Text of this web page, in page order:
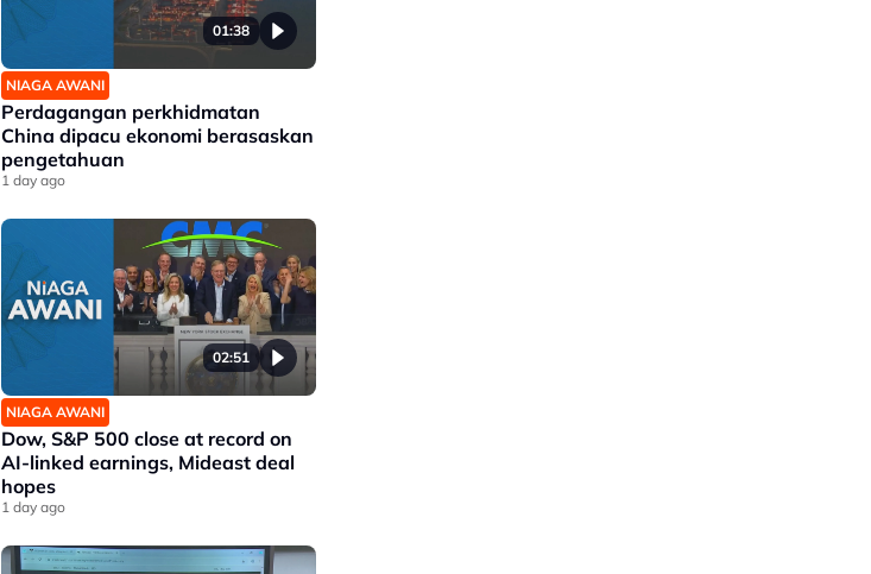
01:38
NIAGA AWANI
Perdagangan perkhidmatan
China dipacu ekonomi berasaskan
pengetahuan
1 day ago
02:51
NIAGA AWANI
Dow, S&P 500 close at record on
AI-linked earnings, Mideast deal
hopes
1 day ago